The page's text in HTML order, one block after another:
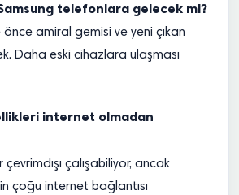
telefonlara gelecek mi?
önce amiral gemisi ve yeni çıkan
Daha eski cihazlara ulaşması
internet olmadan
çevrimdışı çalışabiliyor, ancak
çoğu internet bağlantısı